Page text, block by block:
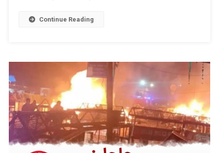
نه،
پر
سر
شخړې
امله
راټول
شوي
دي.
Continue Reading